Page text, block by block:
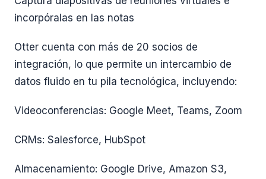
incorpóralas en las notas
Otter cuenta con más de 20 socios de
integración, lo que permite un intercambio de
datos fluido en tu pila tecnológica, incluyendo:
Videoconferencias: Google Meet, Teams, Zoom
CRMs: Salesforce, HubSpot
Almacenamiento: Google Drive, Amazon S3,